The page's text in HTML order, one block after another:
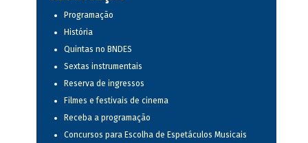
Programação
História
Quintas no BNDES
Sextas instrumentais
Reserva de ingressos
Filmes e festivais de cinema
Receba a programação
Concursos para Escolha de Espetáculos Musicais